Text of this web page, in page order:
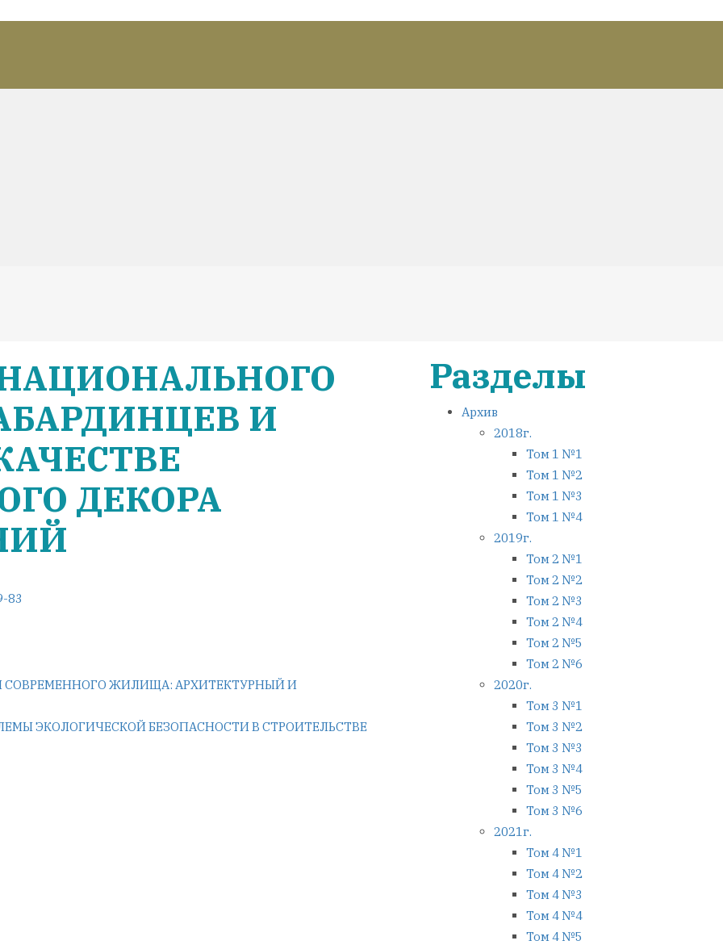
И
ДЕКОРА
83
ЖИЛИЩА: АРХИТЕКТУРНЫЙ И
ЭКОЛОГИЧЕСКОЙ БЕЗОПАСНОСТИ В СТРОИТЕЛЬСТВЕ
Разделы
Архив
2018г.
Том 1 №1
Том 1 №2
Том 1 №3
Том 1 №4
2019г.
Том 2 №1
Том 2 №2
Том 2 №3
Том 2 №4
Том 2 №5
Том 2 №6
2020г.
Том 3 №1
Том 3 №2
Том 3 №3
Том 3 №4
Том 3 №5
Том 3 №6
2021г.
Том 4 №1
Том 4 №2
Том 4 №3
Том 4 №4
Том 4 №5